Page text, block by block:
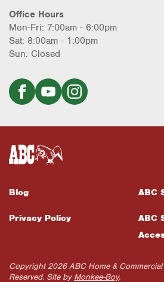
Office Hours
Mon-Fri: 7:00am - 6:00pm
Sat: 8:00am - 1:00pm
Sun: Closed
Blog ABC
Privacy Policy
ABC
Copyright 2026 ABC Home &
Reserved. Site by Monkee-Boy.